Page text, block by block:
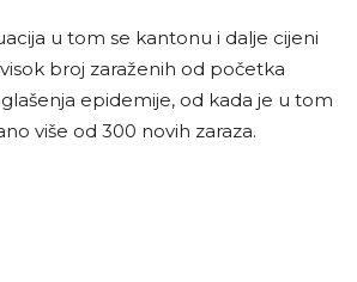
u tom se kantonu i dalje cijeni
broj zaraženih od početka
epidemije, od kada je u tom
više od 300 novih zaraza.